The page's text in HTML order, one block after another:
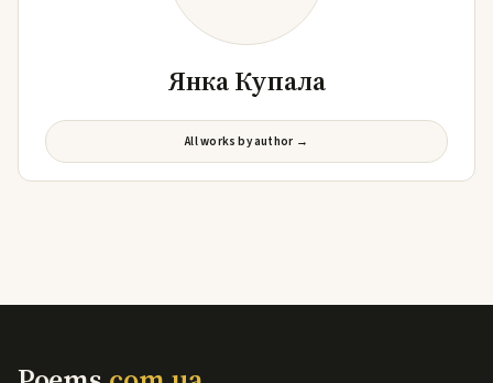
Янка Купала
All works by author →